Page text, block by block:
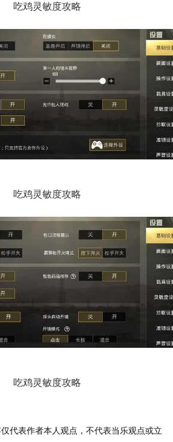
吃鸡灵敏度攻略
吃鸡灵敏度攻略
吃鸡灵敏度攻略
代表作者本人观点，不代表当乐观点或立